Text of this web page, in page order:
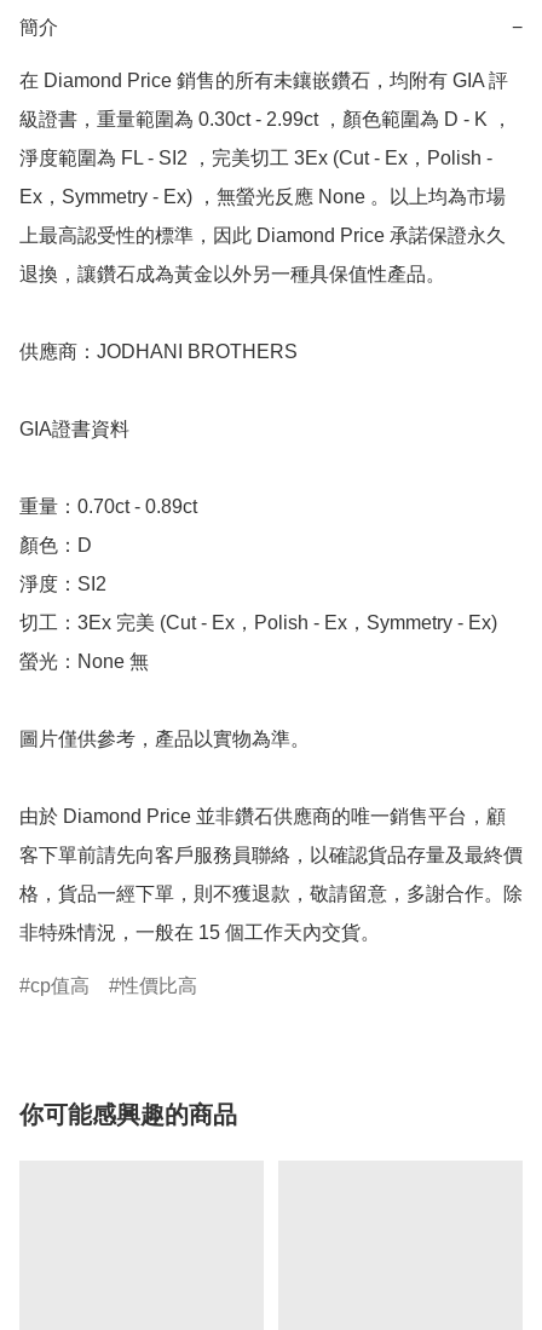
簡介 −
在 Diamond Price 銷售的所有未鑲嵌鑽石，均附有 GIA 評
級證書，重量範圍為 0.30ct - 2.99ct ，顏色範圍為 D - K ，
淨度範圍為 FL - SI2 ，完美切工 3Ex (Cut - Ex，Polish -
Ex，Symmetry - Ex) ，無螢光反應 None 。以上均為市場
上最高認受性的標準，因此 Diamond Price 承諾保證永久
退換，讓鑽石成為黃金以外另一種具保值性產品。
供應商：JODHANI BROTHERS
GIA證書資料
重量：0.70ct - 0.89ct
顏色：D
淨度：SI2
切工：3Ex 完美 (Cut - Ex，Polish - Ex，Symmetry - Ex)
螢光：None 無
圖片僅供參考，產品以實物為準。
由於 Diamond Price 並非鑽石供應商的唯一銷售平台，顧
客下單前請先向客戶服務員聯絡，以確認貨品存量及最終價
格，貨品一經下單，則不獲退款，敬請留意，多謝合作。除
非特殊情況，一般在 15 個工作天內交貨。
cp值高 性價比高
你可能感興趣的商品